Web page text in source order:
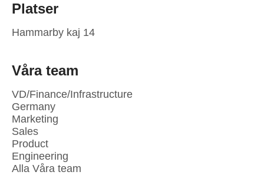
Platser
Hammarby kaj 14
Våra team
VD/Finance/Infrastructure
Germany
Marketing
Sales
Product
Engineering
Alla Våra team